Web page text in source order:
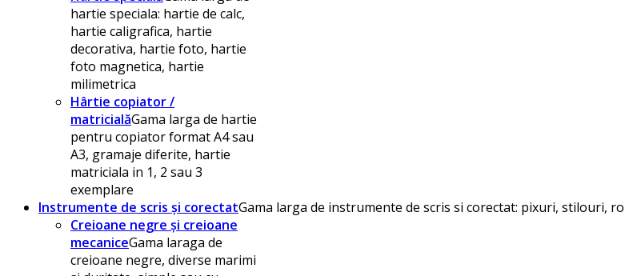
hartie speciala: hartie de calc,
hartie caligrafica, hartie
decorativa, hartie foto, hartie
foto magnetica, hartie
milimetrica
Hârtie copiator /
matricialăGama larga de hartie
pentru copiator format A4 sau
A3, gramaje diferite, hartie
matriciala in 1, 2 sau 3
exemplare
Instrumente de scris și corectatGama larga de instrumente de scris si corectat: pixuri, stilouri,
Creioane negre și creioane
mecaniceGama laraga de
creioane negre, diverse marimi